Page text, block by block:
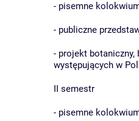
- pisemne
- publiczne
- projekt
występujących w
II semestr
- pisemne